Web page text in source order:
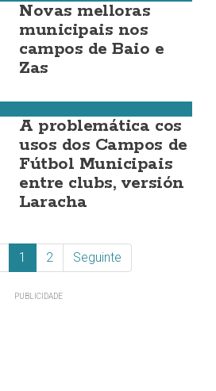
Novas melloras
municipais nos
campos de Baio e
Zas
A problemática cos
usos dos Campos de
Fútbol Municipais
entre clubs, versión
Laracha
1 2 Seguinte